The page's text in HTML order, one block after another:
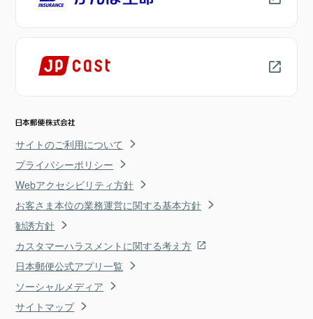
サイトのご利用について
プライバシーポリシー
Webアクセシビリティ方針
お客さま本位の業務運営に関する基本方針
勧誘方針
カスタマーハラスメントに関する考え方
日本郵便公式アプリ一覧
ソーシャルメディア
サイトマップ